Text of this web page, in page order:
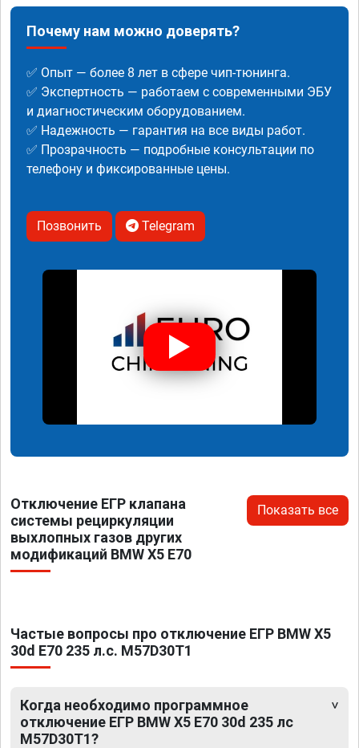
Почему нам можно доверять?
✅ Опыт — более 8 лет в сфере чип-тюнинга.
✅ Экспертность — работаем с современными ЭБУ
и диагностическим оборудованием.
✅ Надежность — гарантия на все виды работ.
✅ Прозрачность — подробные консультации по
телефону и фиксированные цены.
Позвонить Telegram
Отключение ЕГР клапана
системы рециркуляции
выхлопных газов других
модификаций BMW X5 E70
Показать все
Частые вопросы про отключение ЕГР BMW X5
30d E70 235 л.с. M57D30T1
Когда необходимо программное
отключение ЕГР BMW X5 E70 30d 235 лс
M57D30T1?